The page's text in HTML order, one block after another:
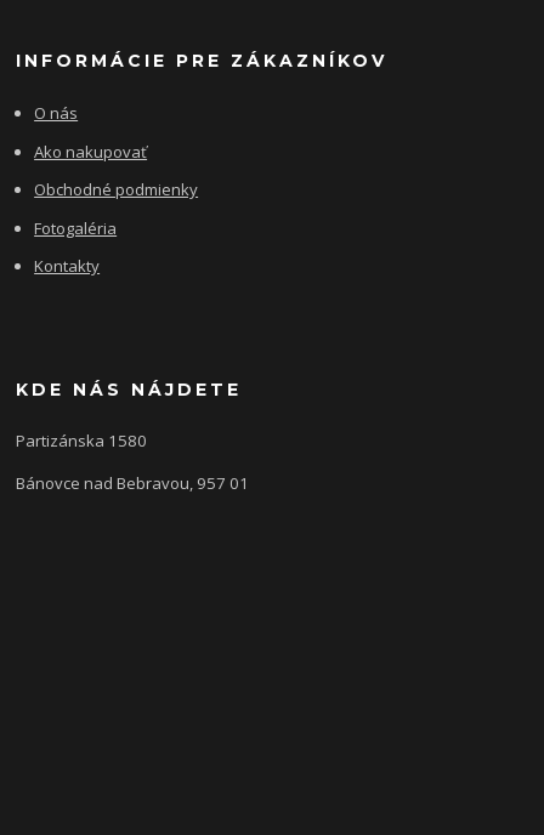
INFORMÁCIE PRE ZÁKAZNÍKOV
O nás
Ako nakupovať
Obchodné podmienky
Fotogaléria
Kontakty
KDE NÁS NÁJDETE
Partizánska 1580
Bánovce nad Bebravou, 957 01